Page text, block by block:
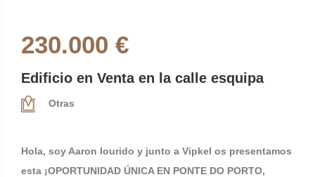
230.000 €
Edificio en Venta en la calle esquipa
Otras
Hola, soy Aaron lourido y junto a Vipkel os presentamos
esta ¡OPORTUNIDAD ÚNICA EN PONTE DO PORTO,